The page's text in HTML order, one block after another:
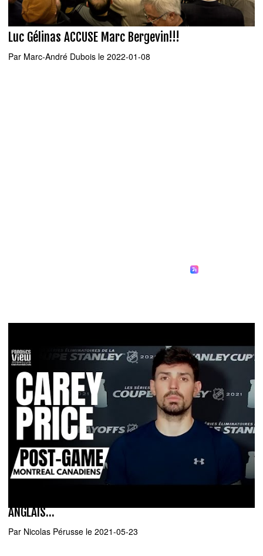
Luc Gélinas ACCUSE Marc Bergevin!!!
Par Marc-André Dubois le 2022-01-08
ANGLAIS...
Par Nicolas Pérusse le 2021-05-23